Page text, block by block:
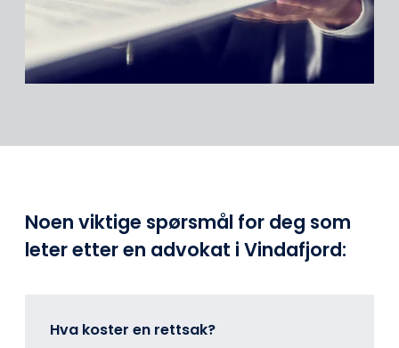
Noen viktige spørsmål for deg som
leter etter en advokat i Vindafjord:
Hva koster en rettsak?